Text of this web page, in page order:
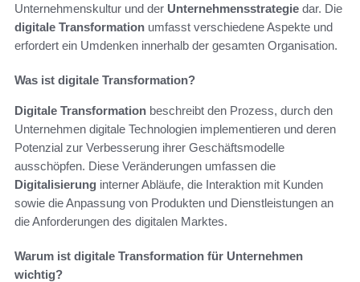
Unternehmenskultur und der Unternehmensstrategie dar. Die
digitale Transformation umfasst verschiedene Aspekte und
erfordert ein Umdenken innerhalb der gesamten Organisation.
Was ist digitale Transformation?
Digitale Transformation beschreibt den Prozess, durch den
Unternehmen digitale Technologien implementieren und deren
Potenzial zur Verbesserung ihrer Geschäftsmodelle
ausschöpfen. Diese Veränderungen umfassen die
Digitalisierung interner Abläufe, die Interaktion mit Kunden
sowie die Anpassung von Produkten und Dienstleistungen an
die Anforderungen des digitalen Marktes.
Warum ist digitale Transformation für Unternehmen
wichtig?